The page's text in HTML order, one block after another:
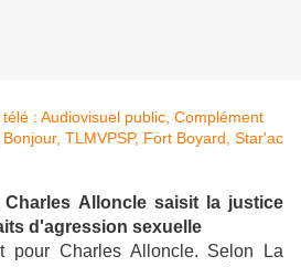
Alloncle saisit la justice
d'agression sexuelle
pour Charles Alloncle. Selon La